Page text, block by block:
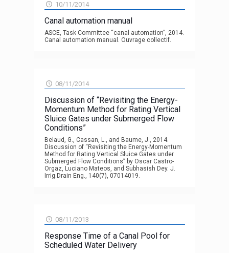
10/11/2014
Canal automation manual
ASCE, Task Committee “canal automation”, 2014.
Canal automation manual. Ouvrage collectif.
08/11/2014
Discussion of “Revisiting the Energy-
Momentum Method for Rating Vertical
Sluice Gates under Submerged Flow
Conditions”
Belaud, G., Cassan, L., and Baume, J., 2014.
Discussion of “Revisiting the Energy-Momentum
Method for Rating Vertical Sluice Gates under
Submerged Flow Conditions” by Oscar Castro-
Orgaz, Luciano Mateos, and Subhasish Dey. J.
Irrig.Drain Eng., 140(7), 07014019.
08/11/2013
Response Time of a Canal Pool for
Scheduled Water Delivery